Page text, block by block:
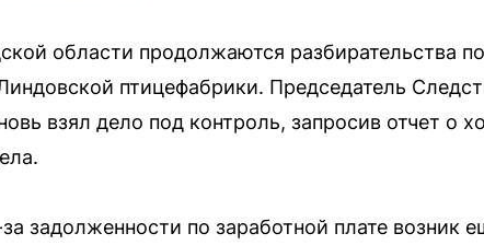
области продолжаются разбирательства
птицефабрики. Председатель
взял дело под контроль, запросив отчет о
задолженности по заработной плате возник